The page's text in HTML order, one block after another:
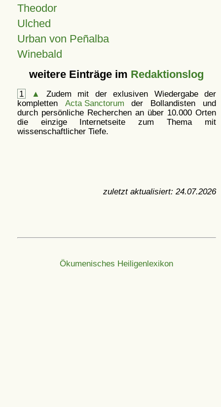
Theodor
Ulched
Urban von Peñalba
Winebald
weitere Einträge im Redaktionslog
1 ▲
Zudem mit der exlusiven Wiedergabe der
kompletten Acta Sanctorum der Bollandisten und
durch persönliche Recherchen an über 10.000 Orten
die einzige Internetseite zum Thema mit
wissenschaftlicher Tiefe.
zuletzt aktualisiert: 24.07.2026
Ökumenisches Heiligenlexikon